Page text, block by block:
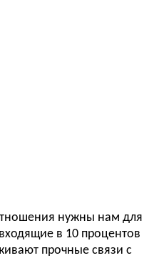
нужны нам для
в 10 процентов
прочные связи с